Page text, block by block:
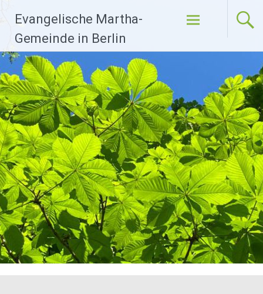
Inhalt
springen
Evangelische Martha-
Gemeinde in Berlin